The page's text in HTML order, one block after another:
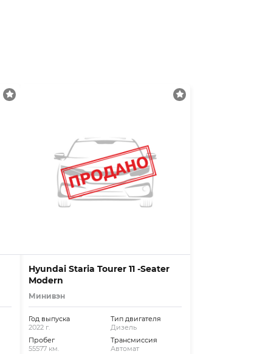
Hyundai Staria Tourer 11 -Seater
Modern
Минивэн
Год выпуска
2022 г.
Пробег
55577 км.
Тип двигателя
Дизель
Трансмиссия
Автомат